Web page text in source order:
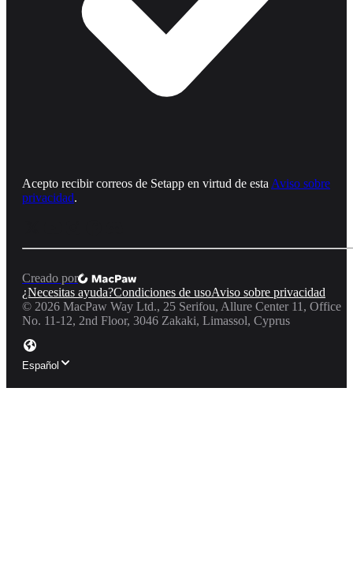
Acepto recibir correos de Setapp en virtud de esta Aviso sobre
privacidad.
Creado por
¿Necesitas ayuda?Condiciones de usoAviso sobre privacidad
© 2026 MacPaw Way Ltd., 25 Serifou, Allure Center 11, Office
No. 11-12, 2nd Floor, 3046 Zakaki, Limassol, Cyprus
Español